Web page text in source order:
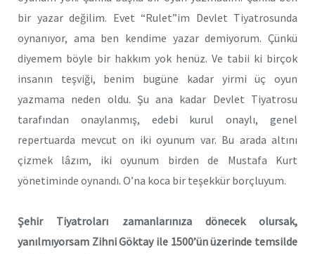
bir yazar değilim. Evet “Rulet”im Devlet Tiyatrosunda
oynanıyor, ama ben kendime yazar demiyorum. Çünkü
diyemem böyle bir hakkım yok henüz. Ve tabii ki birçok
insanın teşviği, benim bugüne kadar yirmi üç oyun
yazmama neden oldu. Şu ana kadar Devlet Tiyatrosu
tarafından onaylanmış, edebi kurul onaylı, genel
repertuarda mevcut on iki oyunum var. Bu arada altını
çizmek lâzım, iki oyunum birden de Mustafa Kurt
yönetiminde oynandı. O’na koca bir teşekkür borçluyum.
Şehir Tiyatroları zamanlarınıza dönecek olursak,
yanılmıyorsam Zihni Göktay ile 1500’ün üzerinde temsilde